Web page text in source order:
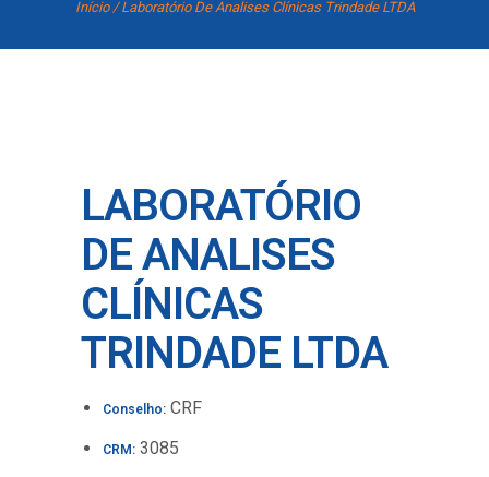
Início Laboratório De Analises Clínicas Trindade LTDA
LABORATÓRIO
DE ANALISES
CLÍNICAS
TRINDADE LTDA
Conselho: CRF
CRM: 3085